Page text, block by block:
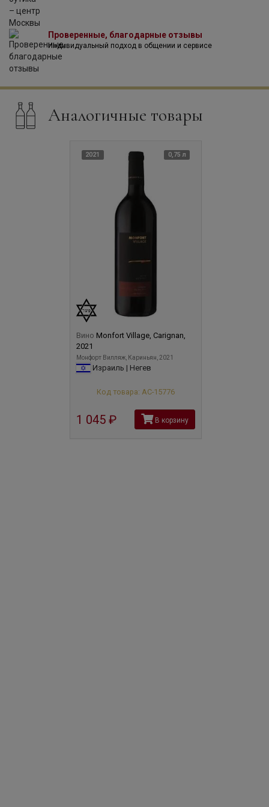
Европы.
Проверенные, благодарные отзывы
Индивидуальный подход в общении и сервисе
Аналогичные товары
2021 0,75 л
Вино Monfort Village, Carignan,
2021
Монфорт Вилляж, Кариньян, 2021
Израиль | Негев
Код товара: АС-15776
1 045 руб В корзину